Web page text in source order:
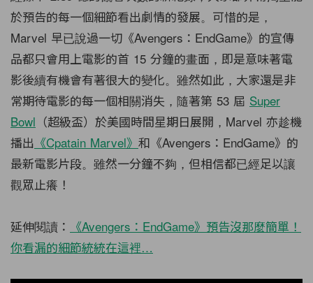
於預告的每一個細節看出劇情的發展。可惜的是，
Marvel 早已說過一切《Avengers：EndGame》的宣傳
品都只會用上電影的首 15 分鐘的畫面，即是意味著電
影後續有機會有著很大的變化。雖然如此，大家還是非
常期待電影的每一個相關消失，隨著第 53 屆 Super
Bowl （超級盃）於美國時間星期日展開，Marvel 亦趁機
播出 《Cpatain Marvel》 和《Avengers：EndGame》的
最新電影片段。雖然一分鐘不夠，但相信都已經足以讓
觀眾止癢！
延伸閱讀：
《Avengers：EndGame》預告沒那麼簡單！
你看漏的細節統統在這裡…